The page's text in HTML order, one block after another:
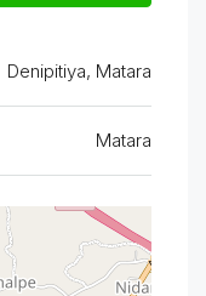
Denipitiya, Matara
Matara